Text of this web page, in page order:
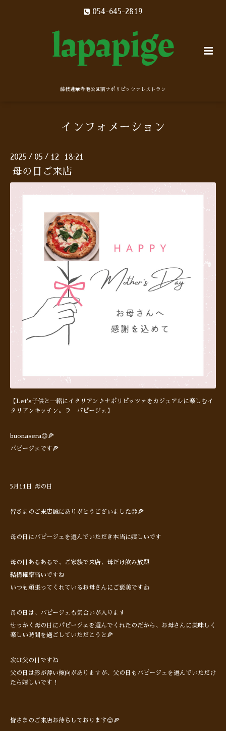
054-645-2819
藤枝蓮華寺池公園前ナポリピッツァレストラン
インフォメーション
2025 / 05 / 12 18:21
母の日ご来店
【Let's子供と一緒にイタリアン♪ナポリピッツァをカジュアルに楽しむイ
タリアンキッチン。ラ パピージェ】
buonasera😊🍕
パピージェです🍕
5月11日 母の日
皆さまのご来店誠にありがとうございました😊🍕
母の日にパピージェを選んでいただき本当に嬉しいです
母の日あるあるで、ご家族で来店、母だけ飲み放題
結構確率高いですね
いつも頑張ってくれているお母さんにご褒美です👍
母の日は、パピージェも気合いが入ります
せっかく母の日にパピージェを選んでくれたのだから、お母さんに美味しく
楽しい時間を過ごしていただこうと🍕
次は父の日ですね
父の日は影が薄い傾向がありますが、父の日もパピージェを選んでいただけ
たら嬉しいです！
皆さまのご来店お待ちしております😊🍕